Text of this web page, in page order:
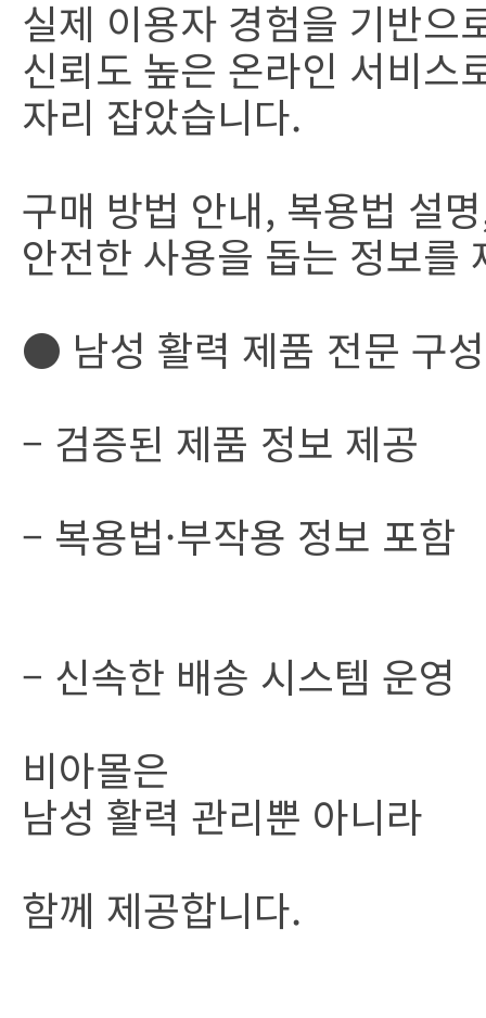
실제 이용자 경험을 기반으
신뢰도 높은 온라인 서비스
자리 잡았습니다.
구매 방법 안내, 복용법 설
안전한 사용을 돕는 정보를
● 남성 활력 제품 전문 구성
– 검증된 제품 정보 제공
– 복용법·부작용 정보 포함
– 신속한 배송 시스템 운영
비아몰은
남성 활력 관리뿐 아니라
함께 제공합니다.